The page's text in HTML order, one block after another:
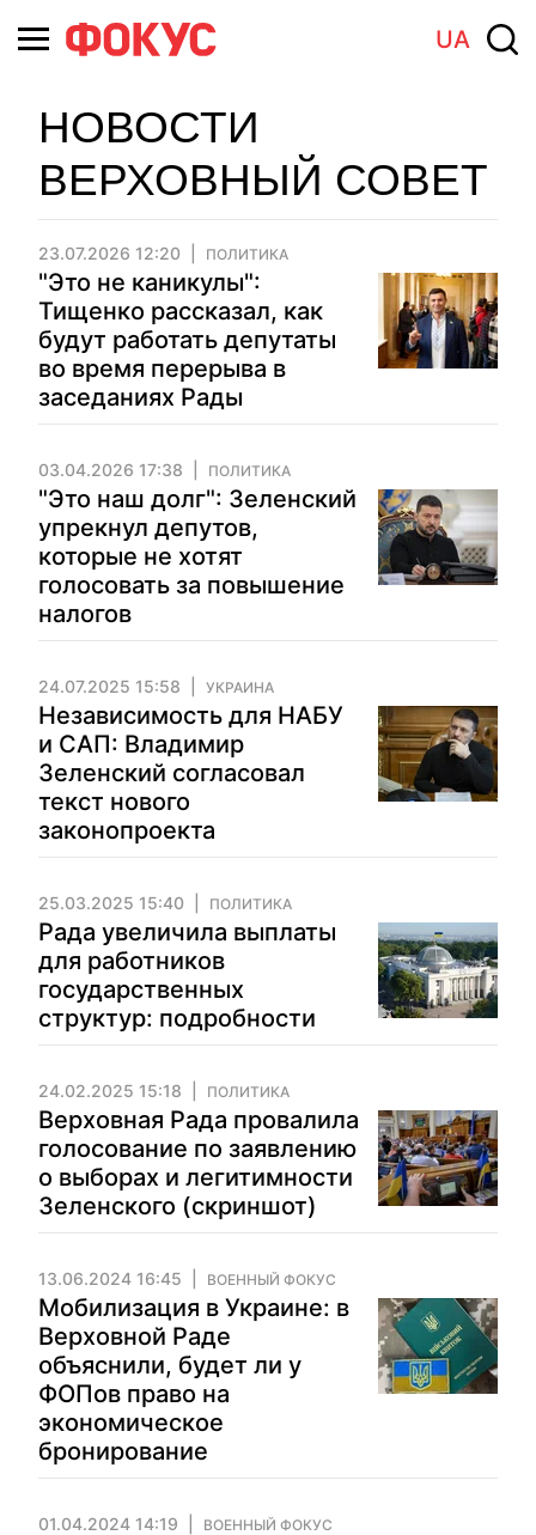
UA
НОВОСТИ
ВЕРХОВНЫЙ СОВЕТ
23.07.2026 12:20 ПОЛИТИКА
"Это не каникулы":
Тищенко рассказал, как
будут работать депутаты
во время перерыва в
заседаниях Рады
03.04.2026 17:38 ПОЛИТИКА
"Это наш долг": Зеленский
упрекнул депутов,
которые не хотят
голосовать за повышение
налогов
24.07.2025 15:58 УКРАИНА
Независимость для НАБУ
и САП: Владимир
Зеленский согласовал
текст нового
законопроекта
25.03.2025 15:40 ПОЛИТИКА
Рада увеличила выплаты
для работников
государственных
структур: подробности
24.02.2025 15:18 ПОЛИТИКА
Верховная Рада провалила
голосование по заявлению
о выборах и легитимности
Зеленского (скриншот)
13.06.2024 16:45 ВОЕННЫЙ ФОКУС
Мобилизация в Украине: в
Верховной Раде
объяснили, будет ли у
ФОПов право на
экономическое
бронирование
01.04.2024 14:19 ВОЕННЫЙ ФОКУС